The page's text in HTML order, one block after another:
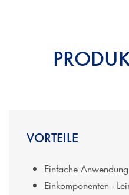
VORTEILE
Einfache Anwendung
Einkomponenten -